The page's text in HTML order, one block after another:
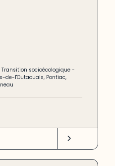
Transition socioécologique -
de-l'Outaouais, Pontiac,